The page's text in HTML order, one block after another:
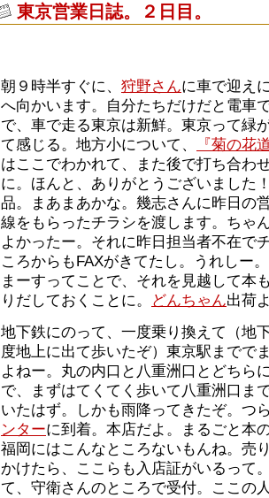
東京営業日誌。２日目。
朝９時半すぐに、 狩野さんに車で迎え
へ向かいます。自分たちだけだと電車
で、車で走る東京は新鮮。東京って緑
て感じる。地方小について、
『菊の花
はここでわかれて、また後で打ち合わ
に。ほんと、ありがとうございました
品。まあまあかな。幾志さんに昨日の
線をもらったチラシを渡します。ちゃ
よかったー。それに昨日担当者不在で
ころからもFAXがきてたし。うれしー
まーすってことで、それを見越して本
りだしておくことに。
どんちゃん出荷
地下鉄にのって、一度乗り換えて（地
度地上に出て歩いたぞ）東京駅までで
よねー。丸の内口と八重洲口とどちら
で、まずはてくてく歩いて八重洲口ま
いたはず。しかも雨降ってきたぞ。つ
ンターに到着。本店だよ。まるごと本
福岡にはこんなところないもんね。売
かけたら、ここらも入店証がいるって
て、守衛さんのところで受付。ここの